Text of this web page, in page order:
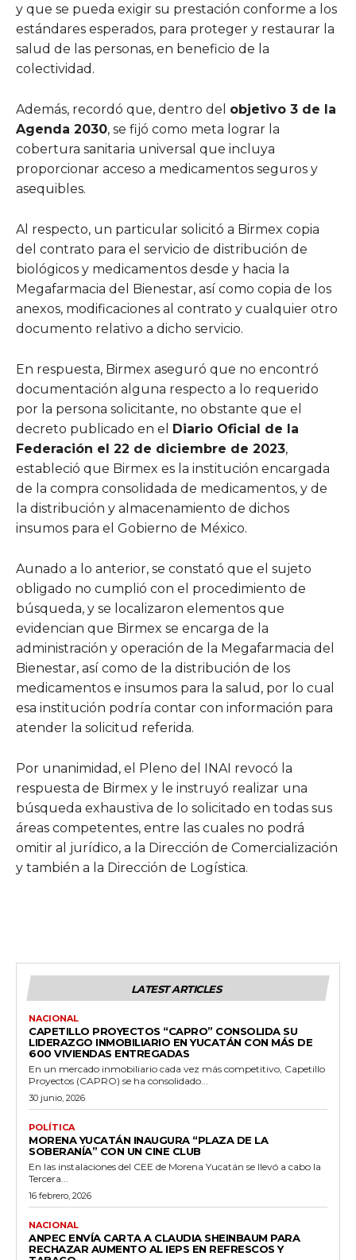
y que se pueda exigir su prestación conforme a los
estándares esperados, para proteger y restaurar la
salud de las personas, en beneficio de la
colectividad.
Además, recordó que, dentro del objetivo 3 de la
Agenda 2030, se fijó como meta lograr la
cobertura sanitaria universal que incluya
proporcionar acceso a medicamentos seguros y
asequibles.
Al respecto, un particular solicitó a Birmex copia
del contrato para el servicio de distribución de
biológicos y medicamentos desde y hacia la
Megafarmacia del Bienestar, así como copia de los
anexos, modificaciones al contrato y cualquier otro
documento relativo a dicho servicio.
En respuesta, Birmex aseguró que no encontró
documentación alguna respecto a lo requerido
por la persona solicitante, no obstante que el
decreto publicado en el
Diario Oficial de la
Federación el 22 de diciembre de 2023,
estableció que Birmex es la institución encargada
de la compra consolidada de medicamentos, y de
la distribución y almacenamiento de dichos
insumos para el Gobierno de México.
Aunado a lo anterior, se constató que el sujeto
obligado no cumplió con el procedimiento de
búsqueda, y se localizaron elementos que
evidencian que Birmex se encarga de la
administración y operación de la Megafarmacia del
Bienestar, así como de la distribución de los
medicamentos e insumos para la salud, por lo cual
esa institución podría contar con información para
atender la solicitud referida.
Por unanimidad, el Pleno del INAI revocó la
respuesta de Birmex y le instruyó realizar una
búsqueda exhaustiva de lo solicitado en todas sus
áreas competentes, entre las cuales no podrá
omitir al jurídico, a la Dirección de Comercialización
y también a la Dirección de Logística.
LATEST ARTICLES
NACIONAL
CAPETILLO PROYECTOS “CAPRO” CONSOLIDA SU
LIDERAZGO INMOBILIARIO EN YUCATÁN CON MÁS DE
600 VIVIENDAS ENTREGADAS
En un mercado inmobiliario cada vez más competitivo, Capetillo
Proyectos (CAPRO) se ha consolidado...
30 junio, 2026
POLÍTICA
MORENA YUCATÁN INAUGURA “PLAZA DE LA
SOBERANÍA” CON UN CINE CLUB
En las instalaciones del CEE de Morena Yucatán se llevó a cabo la
Tercera...
16 febrero, 2026
NACIONAL
ANPEC ENVÍA CARTA A CLAUDIA SHEINBAUM PARA
RECHAZAR AUMENTO AL IEPS EN REFRESCOS Y